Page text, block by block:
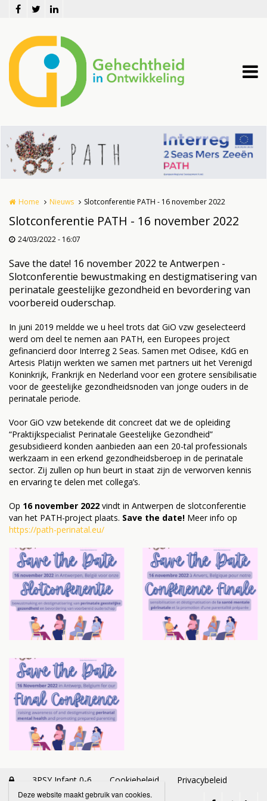
Overslaan en naar de inhoud gaan
Home Nieuws Slotconferentie PATH - 16 november 2022
Slotconferentie PATH - 16 november 2022
24/03/2022 - 16:07
Save the date! 16 november 2022 te Antwerpen -
Slotconferentie bewustmaking en destigmatisering van
perinatale geestelijke gezondheid en bevordering van
voorbereid ouderschap.
In juni 2019 meldde we u heel trots dat GiO vzw geselecteerd
werd om deel te nemen aan PATH, een Europees project
gefinancierd door Interreg 2 Seas. Samen met Odisee, KdG en
Artesis Platijn werkten we samen met partners uit het Verenigd
Koninkrijk, Frankrijk en Nederland voor een grotere sensibilisatie
voor de geestelijke gezondheidsnoden van jonge ouders in de
perinatale periode.
Voor GiO vzw betekende dit concreet dat we de opleiding
“Praktijkspecialist Perinatale Geestelijke Gezondheid”
gesubsidieerd konden aanbieden aan een 20-tal professionals
werkzaam in een erkend gezondheidsberoep in de perinatale
sector. Zij zullen op hun beurt in staat zijn de verworven kennis
en ervaring te delen met collega’s.
Op 16 november 2022 vindt in Antwerpen de slotconferentie
van het PATH-project plaats. Save the date! Meer info op
https://path-perinatal.eu/
 3PSY Infant 0-6 Cookiebeleid Privacybeleid
Deze website maakt gebruik van cookies.